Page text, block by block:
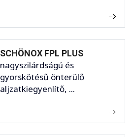
SCHÖNOX FPL PLUS
nagyszilárdságú és
gyorskötésű önterülő
aljzatkiegyenlítő, ...